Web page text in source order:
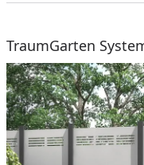
TraumGarten